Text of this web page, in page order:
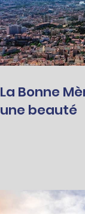
La Bonne
une beauté